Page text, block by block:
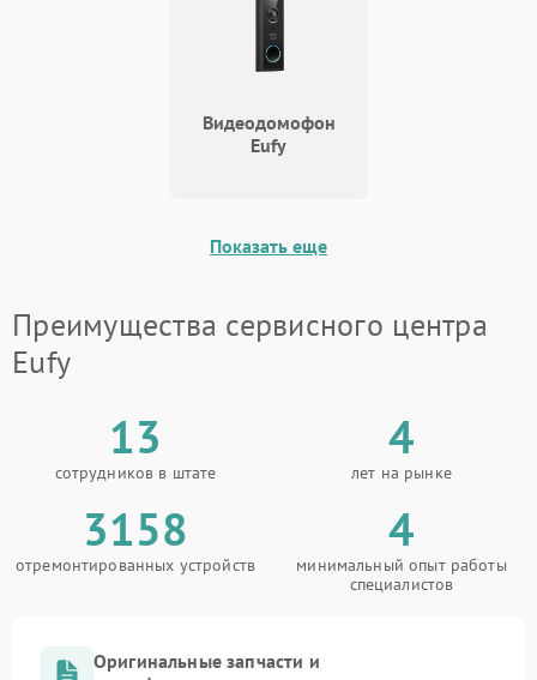
Видеодомофон
Eufy
Показать еще
Преимущества сервисного центра
Eufy
13
сотрудников в штате
4
лет на рынке
3158
отремонтированных устройств
4
минимальный опыт работы
специалистов
Оригинальные запчасти и